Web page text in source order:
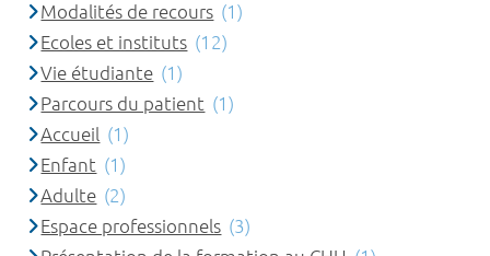
Modalités de recours (1)
Ecoles et instituts (12)
Vie étudiante (1)
Parcours du patient (1)
Accueil (1)
Enfant (1)
Adulte (2)
Espace professionnels (3)